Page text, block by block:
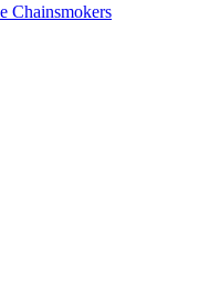
Chainsmokers